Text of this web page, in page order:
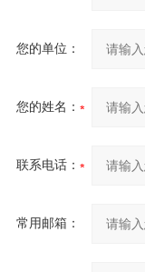
您的单位：
您的姓名：
联系电话：
常用邮箱：